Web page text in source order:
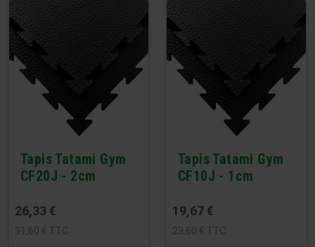
Tapis Tatami Gym
CF20J - 2cm
26,33 €
31,60 € TTC
Tapis Tatami Gym
CF10J - 1cm
19,67 €
23,60 € TTC